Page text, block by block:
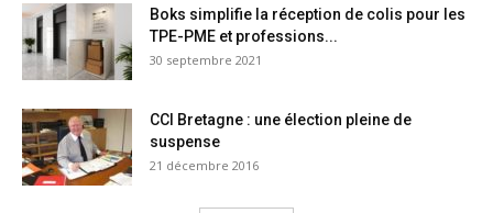
Boks simplifie la réception de colis pour les
TPE-PME et professions...
30 septembre 2021
CCI Bretagne : une élection pleine de
suspense
21 décembre 2016